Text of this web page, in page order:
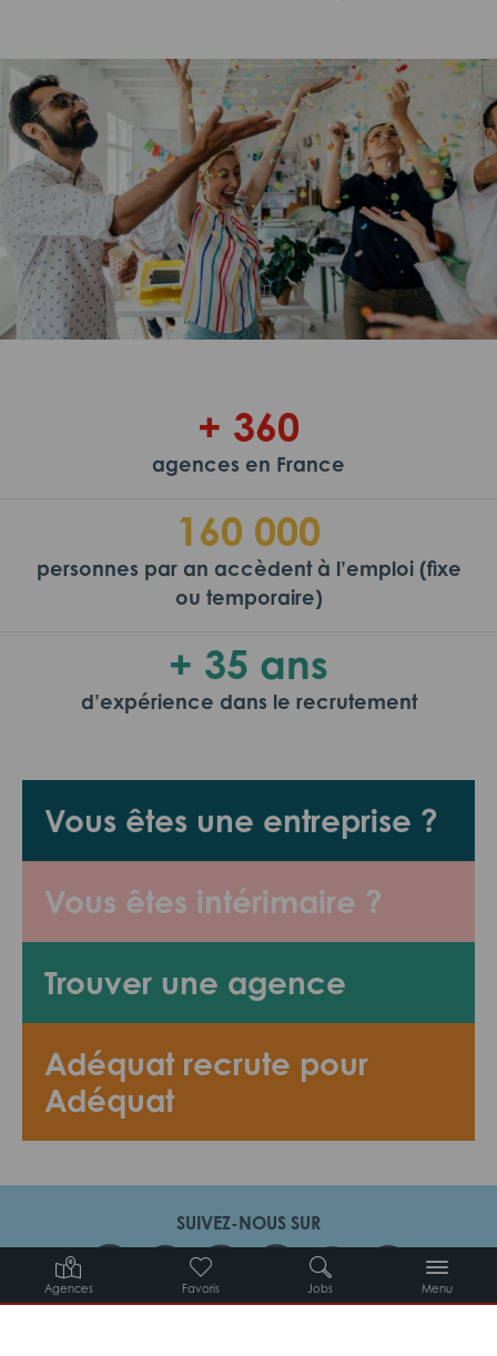
Agences Favoris Jobs Menu
Vous êtes une entreprise ?
Vous êtes intérimaire ?
Trouver une agence
Adéquat recrute pour
Adéquat
+ 360
agences en France
160 000
personnes par an accèdent à l’emploi (fixe
ou temporaire)
+ 35 ans
d’expérience dans le recrutement
SUIVEZ-NOUS SUR